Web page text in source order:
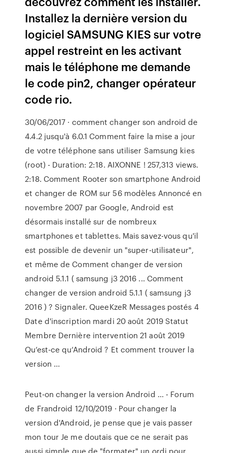
Installez la dernière version du
logiciel SAMSUNG KIES sur votre
appel restreint en les activant
mais le téléphone me demande
le code pin2, changer opérateur
code rio.
30/06/2017 · comment changer son android de
4.4.2 jusqu'à 6.0.1 Comment faire la mise a jour
de votre téléphone sans utiliser Samsung kies
(root) - Duration: 2:18. AIXONNE ! 257,313 views.
2:18. Comment Rooter son smartphone Android
et changer de ROM sur 56 modèles Annoncé en
novembre 2007 par Google, Android est
désormais installé sur de nombreux
smartphones et tablettes. Mais savez-vous qu'il
est possible de devenir un "super-utilisateur",
et même de Comment changer de version
android 5.1.1 ( samsung j3 2016 ... Comment
changer de version android 5.1.1 ( samsung j3
2016 ) ? Signaler. QueeKzeR Messages postés 4
Date d'inscription mardi 20 août 2019 Statut
Membre Dernière intervention 21 août 2019
Qu’est-ce qu’Android ? Et comment trouver la
version ...
Peut-on changer la version Android ... - Forum
de Frandroid 12/10/2019 · Pour changer la
version d'Android, je pense que je vais passer
mon tour Je me doutais que ce ne serait pas
aussi simple que de "formater" un ordi pour